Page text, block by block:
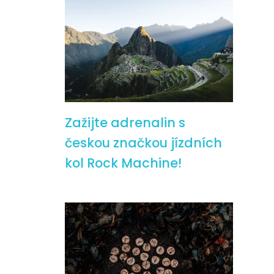
Zažijte adrenalin s
českou značkou jízdních
kol Rock Machine!